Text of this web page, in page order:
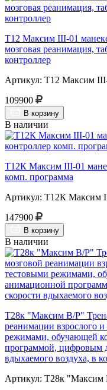
Т12 Максим III-01
мозговая реанимация,
контроллер
Артикул: Т12 Максим
109900
В корзину
В наличии
Т12К Максим III-01
комп. программа
Артикул: Т12К Максим
147900
В корзину
В наличии
Т28к "Максим В/Р"
реанимации взрослого
режимами, обучающей
программой, цифровым
вдыхаемого воздуха, в
Артикул: Т28к "Максим